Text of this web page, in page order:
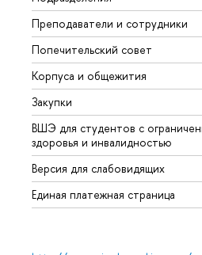
Преподаватели и сотрудники
Попечительский совет
Корпуса и общежития
Закупки
ВШЭ для студентов с
здоровья и инвалидностью
Версия для слабовидящих
Единая платежная страница